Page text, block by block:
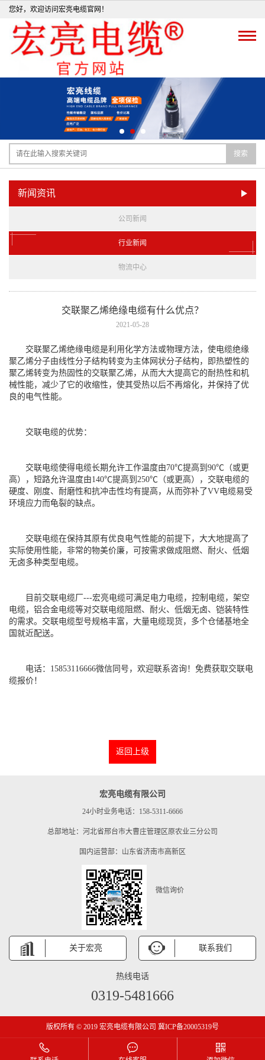
您好，欢迎访问宏亮电缆官网！
搜索
新闻资讯
公司新闻
行业新闻
物流中心
交联聚乙烯绝缘电缆有什么优点？
2021-05-28
交联聚乙烯绝缘电缆是利用化学方法或物理方法，使电缆绝缘
聚乙烯分子由线性分子结构转变为主体网状分子结构，即热塑性的
聚乙烯转变为热固性的交联聚乙烯，从而大大提高它的耐热性和机
械性能，减少了它的收缩性，使其受热以后不再熔化，并保持了优
良的电气性能。
交联电缆的优势：
交联电缆使得电缆长期允许工作温度由70℃提高到90℃（或更
高），短路允许温度由140℃提高到250℃（或更高），交联电缆的
硬度、刚度、耐磨性和抗冲击性均有提高，从而弥补了VV电缆易受
环境应力而龟裂的缺点。
交联电缆在保持其原有优良电气性能的前提下，大大地提高了
实际使用性能，非常的物美价廉，可按需求做成阻燃、耐火、低烟
无卤多种类型电缆。
目前交联电缆厂---宏亮电缆可满足电力电缆，控制电缆，架空
电缆，铝合金电缆等对交联电缆阻燃、耐火、低烟无卤、铠装特性
的需求。交联电缆型号规格丰富，大量电缆现货，多个仓储基地全
国就近配送。
电话：15853116666微信同号，欢迎联系咨询！免费获取交联电
缆报价！
返回上级
宏亮电缆有限公司
24小时业务电话：158-5311-6666
总部地址：河北省邢台市大曹庄管理区原农业三分公司
国内运营部：山东省济南市高新区
微信询价
关于宏亮 联系我们
热线电话
0319-5481666
版权所有 © 2019 宏亮电缆有限公司 冀ICP备20005319号